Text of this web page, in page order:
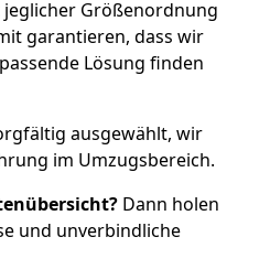
Größenordnung
garantieren, dass wir
Lösung finden
ausgewählt, wir
im Umzugsbereich.
Dann holen
und unverbindliche